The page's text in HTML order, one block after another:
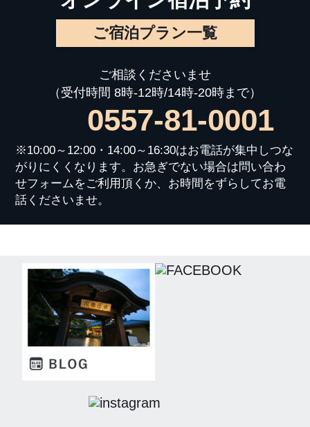
ご宿泊プラン一覧
ご相談くださいませ
（受付時間 8時-12時/14時-20時まで）
0557-81-0001
※10:00～12:00・14:00～16:30はお電話が集中しつな
がりにくくなります。お急ぎでない場合は問い合わ
せフォームをご利用頂くか、お時間をずらしてお電
話くださいませ。